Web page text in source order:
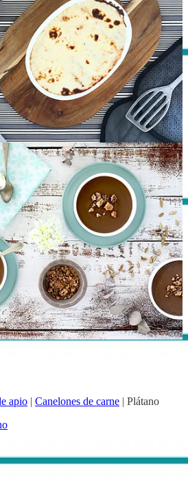
| Filete de ternera empanado | Pera
con ajo, guindilla y perejil | Filetes
de lacón
apio | Canelones de carne | Plátano